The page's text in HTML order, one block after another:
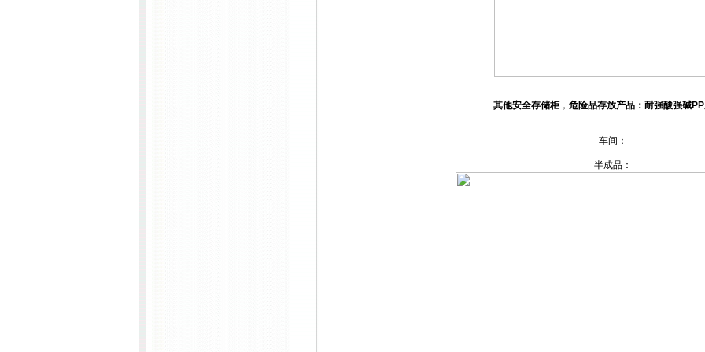
其他安全存储柜， 危险品存放产品：耐强酸强碱
车间：
半成品：